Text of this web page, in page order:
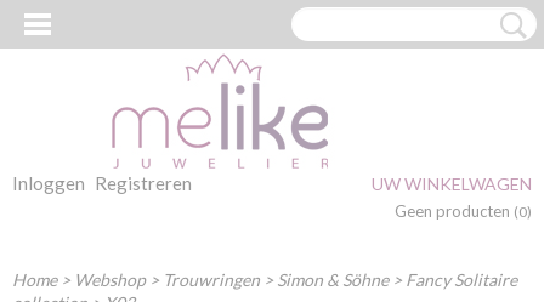
Inloggen Registreren UW WINKELWAGEN
Geen producten (0)
Home> Webshop> Trouwringen > Simon & Söhne> Fancy Solitaire